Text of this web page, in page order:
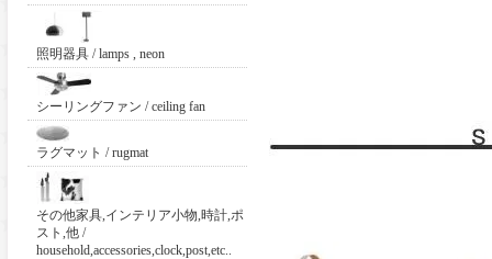
照明器具 / lamps , neon
シーリングファン / ceiling fan
ラグマット / rugmat
その他家具,インテリア小物,時計,ポ
スト,他 /
household,accessories,clock,post,etc..